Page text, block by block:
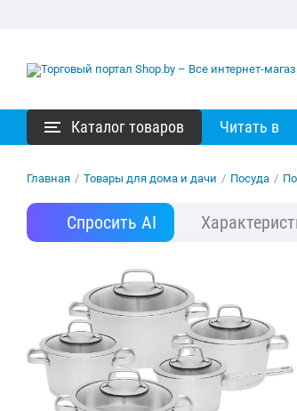
Каталог товаров Читать в
Главная / Товары для дома и дачи / Посуда /
Спросить AI